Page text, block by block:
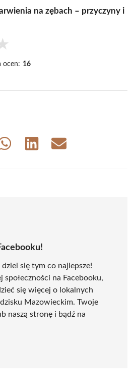
na zębach – przyczyny i
ocen: 16
Share
Share
Share
się tym co najlepsze!
społeczności na Facebooku,
się więcej o lokalnych
Mazowieckim. Twoje
naszą stronę i bądź na